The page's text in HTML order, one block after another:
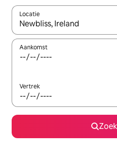
Locatie
Wanneer er resultaten
Aankomst
Vertrek